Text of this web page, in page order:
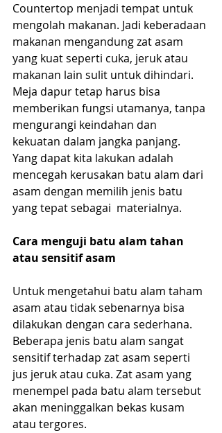
Countertop menjadi tempat untuk
mengolah makanan. Jadi keberadaan
makanan mengandung zat asam
yang kuat seperti cuka, jeruk atau
makanan lain sulit untuk dihindari.
Meja dapur tetap harus bisa
memberikan fungsi utamanya, tanpa
mengurangi keindahan dan
kekuatan dalam jangka panjang.
Yang dapat kita lakukan adalah
mencegah kerusakan batu alam dari
asam dengan memilih jenis batu
yang tepat sebagai  materialnya.
Cara menguji batu alam tahan
atau sensitif asam
Untuk mengetahui batu alam taham
asam atau tidak sebenarnya bisa
dilakukan dengan cara sederhana.
Beberapa jenis batu alam sangat
sensitif terhadap zat asam seperti
jus jeruk atau cuka. Zat asam yang
menempel pada batu alam tersebut
akan meninggalkan bekas kusam
atau tergores.